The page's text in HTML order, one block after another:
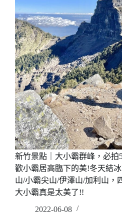
營
溯
溪
縱
走
1L
軟
水
壺/2L,3L
軟
水
袋
(有
優
惠
折
扣)
量
化
好
攜
帶
收
納，
爬
山
野
營
露
營
戶
外
超
方
新竹景點｜大小霸群峰，必拍
歡小霸居高臨下的美!冬天結
山/小霸尖山/伊澤山/加利山，
大小霸真是太美了!!
2022-06-08